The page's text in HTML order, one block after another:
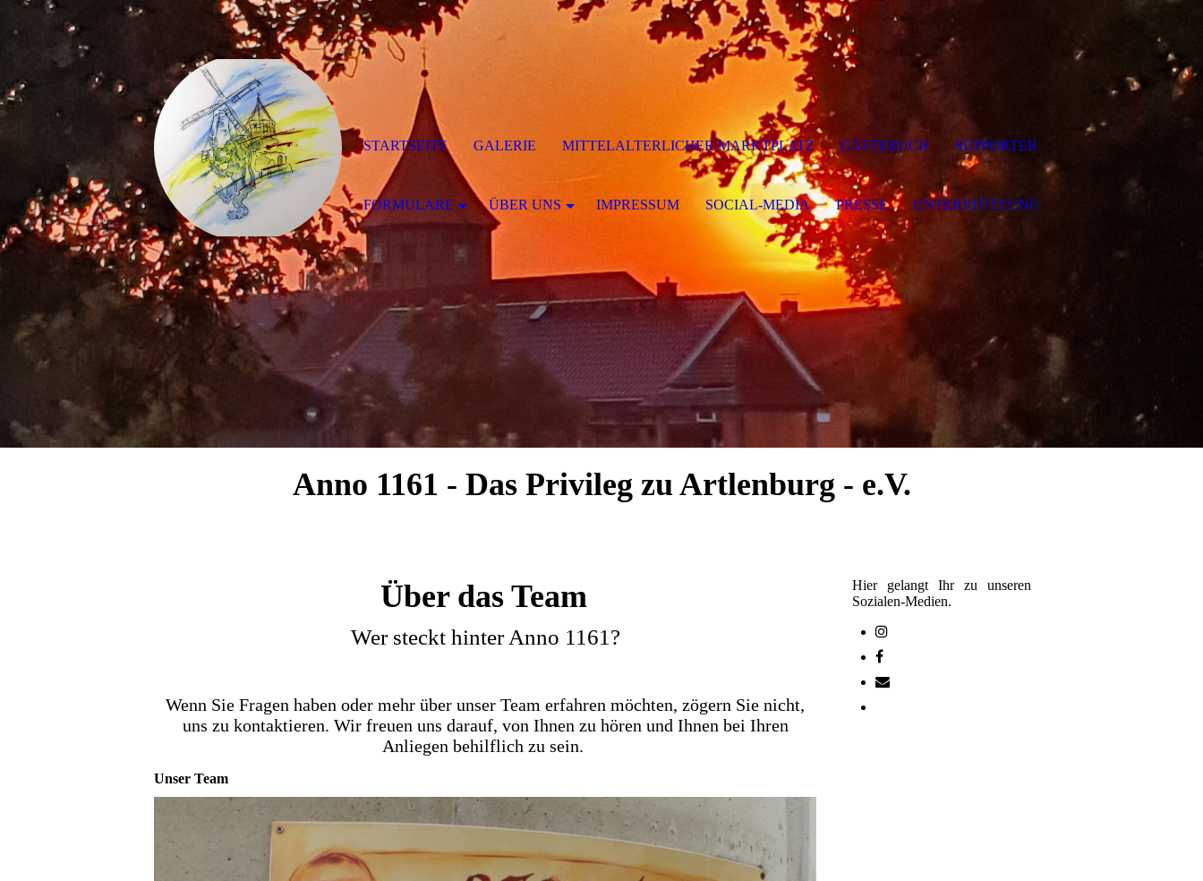
Anno 1161 - Das Privileg zu Artlenburg - e.V.
Über das Team
Wer steckt hinter Anno 1161?
Wenn Sie Fragen haben oder mehr über unser Team erfahren möchten, zögern Sie nicht,
uns zu kontaktieren. Wir freuen uns darauf, von Ihnen zu hören und Ihnen bei Ihren
Anliegen behilflich zu sein.
Unser Team
Hier gelangt Ihr zu unseren
Sozialen-Medien.
STARTSEITE GALERIE MITTELALTERLICHER MARKTPLATZ GÄSTEBUCH SUPPORTER
FORMULARE ÜBER UNS IMPRESSUM SOCIAL-MEDIA PRESSE UNTERSTÜTZUNG